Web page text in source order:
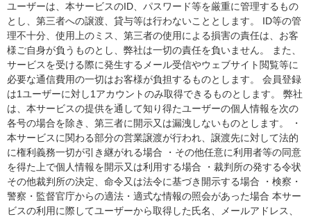
ユーザーは、本サービスのID、パスワード等を厳重に管理するもの
とし、第三者への譲渡、貸与等は行わないこととします。 ID等の管
理不十分、使用上のミス、第三者の使用による損害の責任は、お客
様ご自身が負うものとし、弊社は一切の責任を負いません。 また、
サービスを受ける際に発生するメール受信やウェブサイト閲覧等に
必要な通信費用の一切はお客様が負担するものとします。 会員登録
は1ユーザーに対し1アカウントのみ取得できるものとします。 弊社
は、本サービスの提供を通して知り得たユーザーの個人情報を次の
各号の場合を除き、第三者に開示又は漏洩しないものとします。 ・
本サービスに関わる部分の営業譲渡が行われ、譲渡先に対して法的
に権利義務一切が引き継がれる場合 ・その他任意に利用者等の同意
を得た上で個人情報を開示又は利用する場合 ・裁判所の発する令状
その他裁判所の決定、命令又は法令に基づき開示する場合 ・検察・
警察・監督官庁からの適法・適式な情報の照会があった場合 本サー
ビスの利用に際してユーザーから取得した氏名、メールアドレス、